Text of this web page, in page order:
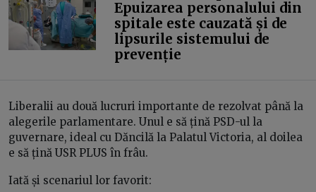
Epuizarea personalului din
spitale este cauzată și de
lipsurile sistemului de
prevenție
Liberalii au două lucruri importante de rezolvat până la
alegerile parlamentare. Unul e să țină PSD-ul la
guvernare, ideal cu Dăncilă la Palatul Victoria, al doilea
e să țină USR PLUS în frâu.
Iată și scenariul lor favorit: